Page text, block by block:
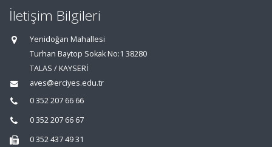
İletişim Bilgileri
Yenidoğan Mahallesi
Turhan Baytop Sokak No:1 38280
TALAS / KAYSERİ
aves@erciyes.edu.tr
0 352 207 66 66
0 352 207 66 67
0 352 437 49 31